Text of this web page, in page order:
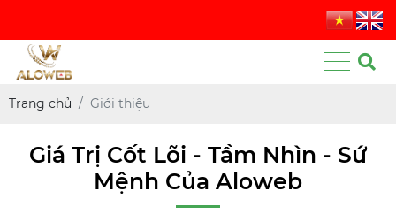
Trang chủ Giới thiệu
Giá Trị Cốt Lõi - Tầm Nhìn - Sứ
Mệnh Của Aloweb